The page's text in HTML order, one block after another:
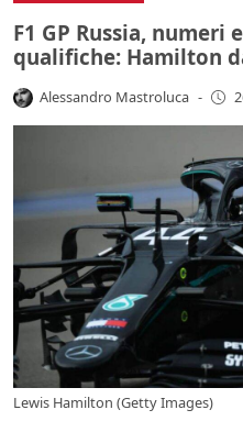
F1 GP Russia, numeri
qualifiche: Hamilton
Alessandro Mastroluca -
Lewis Hamilton (Getty Images)